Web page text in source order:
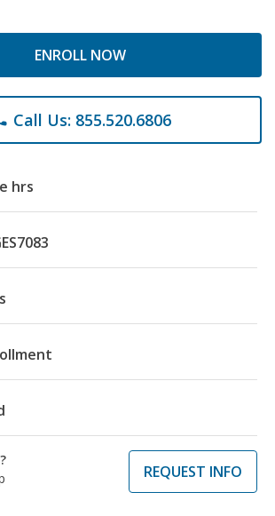
ENROLL NOW
Call Us: 855.520.6806
hrs
REQUEST INFO